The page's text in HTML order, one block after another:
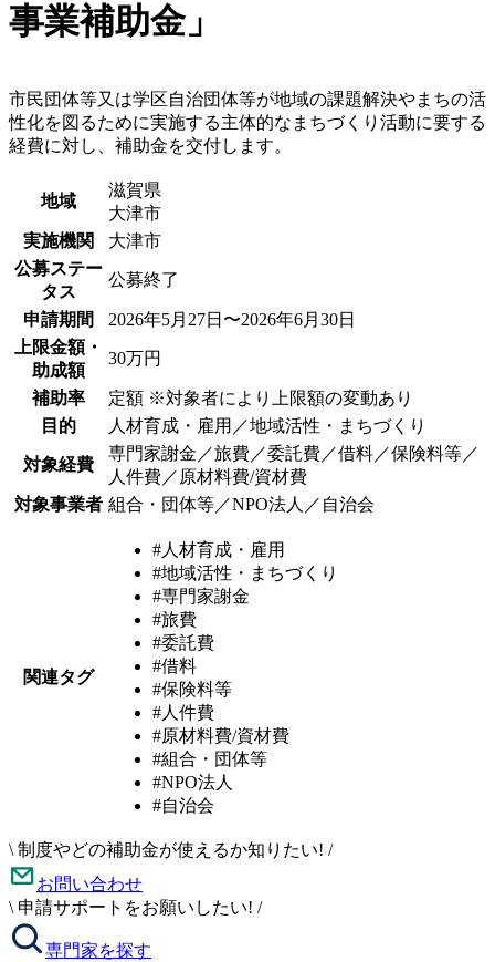
事業補助金」
市民団体等又は学区自治団体等が地域の課題解決やまちの活
性化を図るために実施する主体的なまちづくり活動に要する
経費に対し、補助金を交付します。
地域
滋賀県
大津市
実施機関
大津市
公募ステー
タス
公募終了
申請期間
2026年5月27日〜2026年6月30日
上限金額・
助成額
30万円
補助率
定額 ※対象者により上限額の変動あり
目的
人材育成・雇用／地域活性・まちづくり
対象経費
専門家謝金／旅費／委託費／借料／保険料等／
人件費／原材料費/資材費
対象事業者 組合・団体等／NPO法人／自治会
関連タグ
#人材育成・雇用
#地域活性・まちづくり
#専門家謝金
#旅費
#委託費
#借料
#保険料等
#人件費
#原材料費/資材費
#組合・団体等
#NPO法人
#自治会
\ 制度やどの補助金が使えるか知りたい! /
お問い合わせ
\ 申請サポートをお願いしたい! /
専門家を探す